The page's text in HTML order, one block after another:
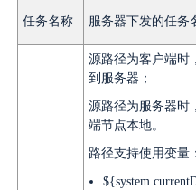
任务名称 服务器下发的任务
源路径为客户端时
到服务器；
源路径为服务器时
端节点本地。
路径支持使用变量：